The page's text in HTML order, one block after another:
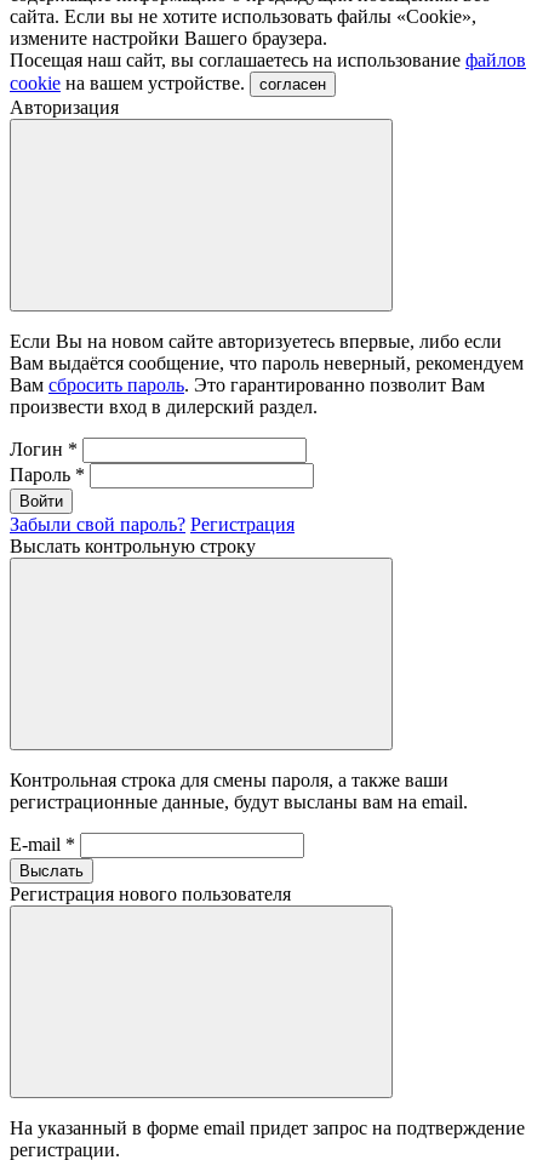
сайта. Если вы не хотите использовать файлы «Сookie»,
измените настройки Вашего браузера.
Посещая наш сайт, вы соглашаетесь на использование файлов
cookie на вашем устройстве. согласен
Авторизация
Если Вы на новом сайте авторизуетесь впервые, либо если
Вам выдаётся сообщение, что пароль неверный, рекомендуем
Вам сбросить пароль. Это гарантированно позволит Вам
произвести вход в дилерский раздел.
Логин *
Пароль *
Войти
Забыли свой пароль? Регистрация
Выслать контрольную строку
Контрольная строка для смены пароля, а также ваши
регистрационные данные, будут высланы вам на email.
E-mail *
Выслать
Регистрация нового пользователя
На указанный в форме email придет запрос на подтверждение
регистрации.